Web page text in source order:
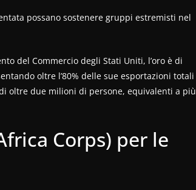
possano sostenere gruppi estremisti nel
del Commercio degli Stati Uniti, l’oro è di
oltre l’80% delle sue esportazioni totali
oltre due milioni di persone, equivalenti a più
Corps) per le